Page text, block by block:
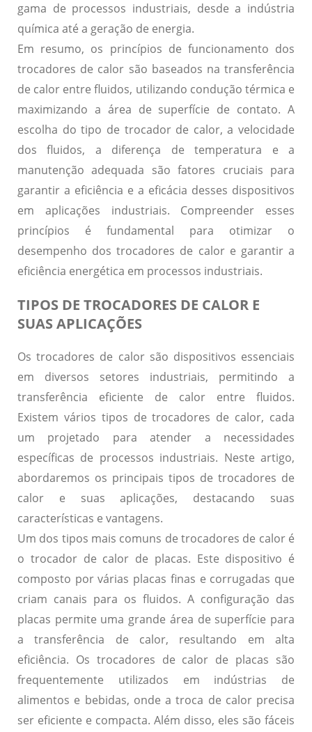
gama de processos industriais, desde a indústria
química até a geração de energia.
Em resumo, os princípios de funcionamento dos
trocadores de calor são baseados na transferência
de calor entre fluidos, utilizando condução térmica e
maximizando a área de superfície de contato. A
escolha do tipo de trocador de calor, a velocidade
dos fluidos, a diferença de temperatura e a
manutenção adequada são fatores cruciais para
garantir a eficiência e a eficácia desses dispositivos
em aplicações industriais. Compreender esses
princípios é fundamental para otimizar o
desempenho dos trocadores de calor e garantir a
eficiência energética em processos industriais.
TIPOS DE TROCADORES DE CALOR E
SUAS APLICAÇÕES
Os trocadores de calor são dispositivos essenciais
em diversos setores industriais, permitindo a
transferência eficiente de calor entre fluidos.
Existem vários tipos de trocadores de calor, cada
um projetado para atender a necessidades
específicas de processos industriais. Neste artigo,
abordaremos os principais tipos de trocadores de
calor e suas aplicações, destacando suas
características e vantagens.
Um dos tipos mais comuns de trocadores de calor é
o trocador de calor de placas. Este dispositivo é
composto por várias placas finas e corrugadas que
criam canais para os fluidos. A configuração das
placas permite uma grande área de superfície para
a transferência de calor, resultando em alta
eficiência. Os trocadores de calor de placas são
frequentemente utilizados em indústrias de
alimentos e bebidas, onde a troca de calor precisa
ser eficiente e compacta. Além disso, eles são fáceis